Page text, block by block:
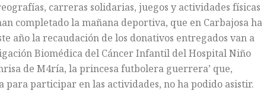
carreras solidarias, juegos y actividades físicas
completado la mañana deportiva, que en Carbajosa ha
año la recaudación de los donativos entregados van a
Biomédica del Cáncer Infantil del Hospital Niño
de M4ría, la princesa futbolera guerrera’ que,
para participar en las actividades, no ha podido asistir.